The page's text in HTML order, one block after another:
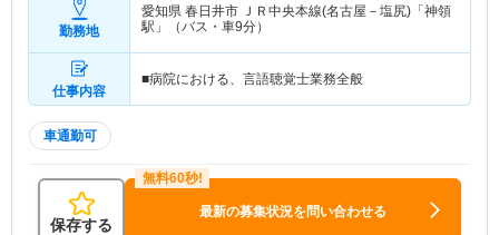
勤務地
愛知県 春日井市 ＪＲ中央本線(名古屋－塩尻)「神領
駅」（バス・車9分）
仕事内容
■病院における、言語聴覚士業務全般
車通勤可
保存する
最新の募集状況を問い合わせる